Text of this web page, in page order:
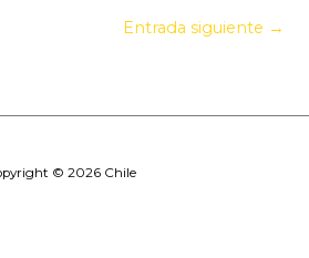
Entrada siguiente →
© 2026 Chile